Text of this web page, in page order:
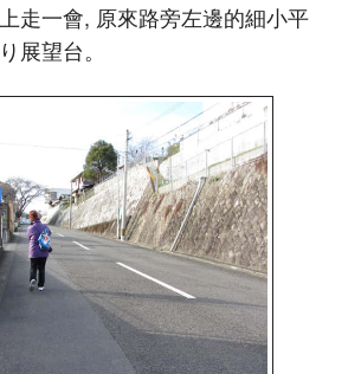
走一會, 原來路旁左邊的細小平
展望台。